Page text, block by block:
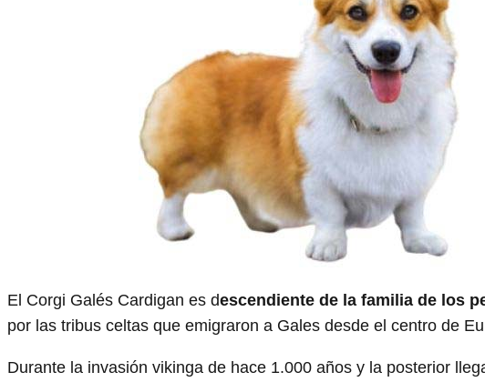
El Corgi Galés Cardigan es descendiente de la familia de los
por las tribus celtas que emigraron a Gales desde el centro de
Durante la invasión vikinga de hace 1.000 años y la posterior